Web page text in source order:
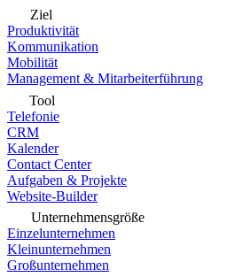
Ziel
Produktivität
Kommunikation
Mobilität
Management & Mitarbeiterführung
Tool
Telefonie
CRM
Kalender
Contact Center
Aufgaben & Projekte
Website-Builder
Unternehmensgröße
Einzelunternehmen
Kleinunternehmen
Großunternehmen